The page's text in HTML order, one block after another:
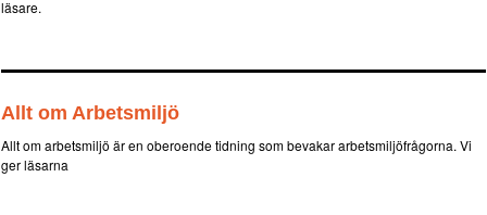
läsare.
Allt om Arbetsmiljö
Allt om arbetsmiljö är en oberoende tidning som bevakar arbetsmiljöfrågorna. Vi
ger läsarna